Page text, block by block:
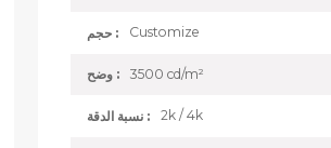
حجم : Customize
وضح : 3500 cd/m²
نسبة الدقة : 2k / 4k